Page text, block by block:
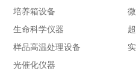
培养箱设备
生命科学仪器
样品高温处理设备
光催化仪器